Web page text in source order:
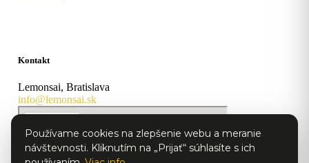
Kontakt
Lemonsai, Bratislava
info@lemonsai.sk
Používame cookies na zlepšenie webu a meranie
návštevnosti. Kliknutím na „Prijať“ súhlasíte s ich